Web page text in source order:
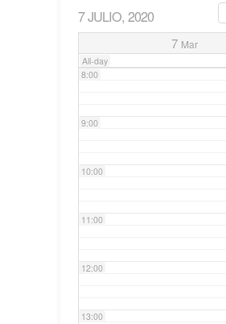
7 JULIO, 2020
7 Mar
All-day
7:00
8:00
9:00
10:00
11:00
12:00
13:00